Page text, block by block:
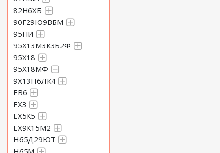
82Н6ХБ
90Г29Ю9ВБМ
95НИ
95Х13М3К3Б2Ф
95Х18
95Х18МФ
9Х13Н6ЛК4
ЕВ6
ЕХ3
ЕХ5К5
ЕХ9К15М2
Н65Д29ЮТ
Н65М